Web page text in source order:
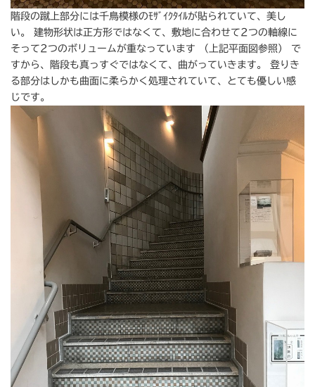
階段の蹴上部分には千鳥模様のﾓｻﾞｲｸﾀｲﾙが貼られていて、美し
い。 建物形状は正方形ではなくて、敷地に合わせて2つの軸線に
そって2つのボリュームが重なっています （上記平面図参照） で
すから、階段も真っすぐではなくて、曲がっていきます。 登りき
る部分はしかも曲面に柔らかく処理されていて、とても優しい感
じです。